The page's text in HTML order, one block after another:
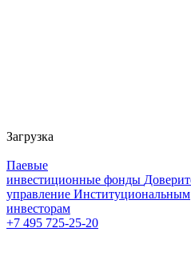
Загрузка
Паевые
инвестиционные фонды
управление Институциональным
инвесторам
+7 495 725-25-20